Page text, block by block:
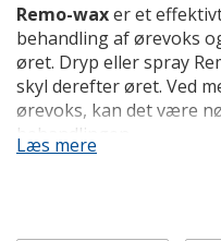
Remo-waxer et
behandling af ørevoks
øret. Dryp eller spray
skyl derefter øret. Ved
ørevoks, kan det være
behandlingen.
Læs mere